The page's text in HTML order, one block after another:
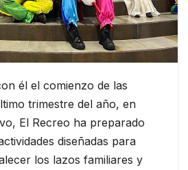
él el comienzo de las
trimestre del año, en
El Recreo ha preparado
diseñadas para
los lazos familiares y